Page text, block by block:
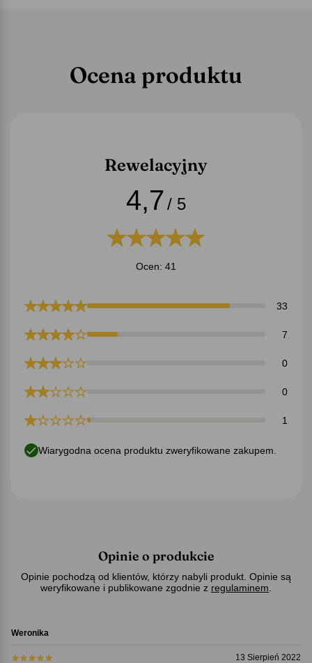
Ocena produktu
Rewelacyjny
4,7/ 5
Ocen: 41
33
7
0
0
1
Wiarygodna ocena produktu zweryfikowane zakupem.
Opinie o produkcie
Opinie pochodzą od klientów, którzy nabyli produkt. Opinie są
weryfikowane i publikowane zgodnie z regulaminem
Weronika
13 Sierpień 2022